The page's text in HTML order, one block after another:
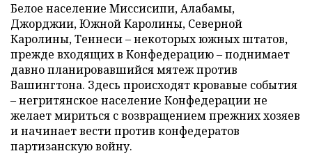
Белое население Миссисипи, Алабамы,
Джорджии, Южной Каролины, Северной
Каролины, Теннеси – некоторых южных штатов,
прежде входящих в Конфедерацию – поднимает
давно планировавшийся мятеж против
Вашингтона. Здесь происходят кровавые события
– негритянское население Конфедерации не
желает мириться с возвращением прежних хозяев
и начинает вести против конфедератов
партизанскую войну.